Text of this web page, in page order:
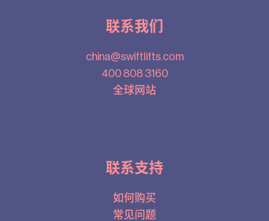
联系我们
china@swiftlifts.com
400 808 3160
全球网站
联系支持
如何购买
常见问题